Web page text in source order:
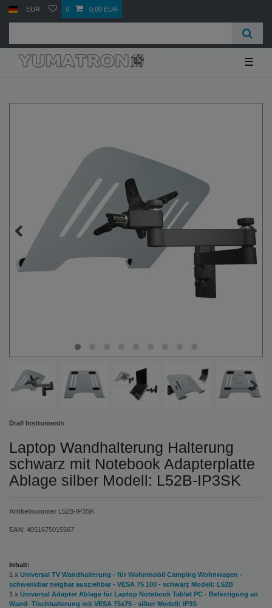
EUR 0 0,00 EUR
☰
Drall Instruments
Laptop Wandhalterung Halterung
schwarz mit Notebook Adapterplatte
Ablage silber Modell: L52B-IP3SK
Artikelnummer L52B-IP3SK
EAN: 4051675015567
Inhalt:
1 x Universal TV Wandhalterung - für Wohnmobil Camping Wohnwagen -
schwenkbar neigbar ausziehbar - VESA 75 100 - schwarz Modell: L52B
1 x Universal Adapter Ablage für Laptop Notebook Tablet PC - Befestigung an
Wand- Tischhalterung mit VESA 75x75 - silber Modell: IP3S